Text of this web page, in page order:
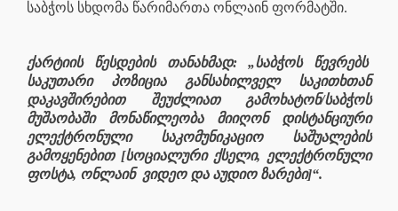
საბჭოს სხდომა წარიმართა ონლაინ ფორმატში.
ქარტიის წესდების თანახმად: „საბჭოს წევრებს
საკუთარი პოზიცია განსახილველ საკითხთან
დაკავშირებით შეუძლიათ გამოხატონ/საბჭოს
მუშაობაში მონაწილეობა მიიღონ დისტანციური
ელექტრონული საკომუნიკაციო საშუალების
გამოყენებით [სოციალური ქსელი, ელექტრონული
ფოსტა, ონლაინ ვიდეო და აუდიო ზარები]“.